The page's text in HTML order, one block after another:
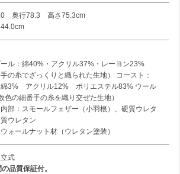
奥行78.3 高さ75.3cm
ル：綿40%・アクリル37%・レーヨン23%
手の糸でざっくりと織られた生地） コースト：
綿3% アクリル12% ポリエステル83% ウール
色の細番手の糸を織り交ぜた生地）
部：スモールフェザー（小羽根）、硬質ウレタ
ウレタン
ォールナット材（ウレタン塗装）
式
品質保証付。